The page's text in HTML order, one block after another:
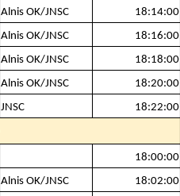
Alnis OK/JNSC
18:14:00
Alnis OK/JNSC
18:16:00
Alnis OK/JNSC
18:18:00
Alnis OK/JNSC
18:20:00
JNSC 18:22:00
18:00:00
Alnis OK/JNSC
18:02:00